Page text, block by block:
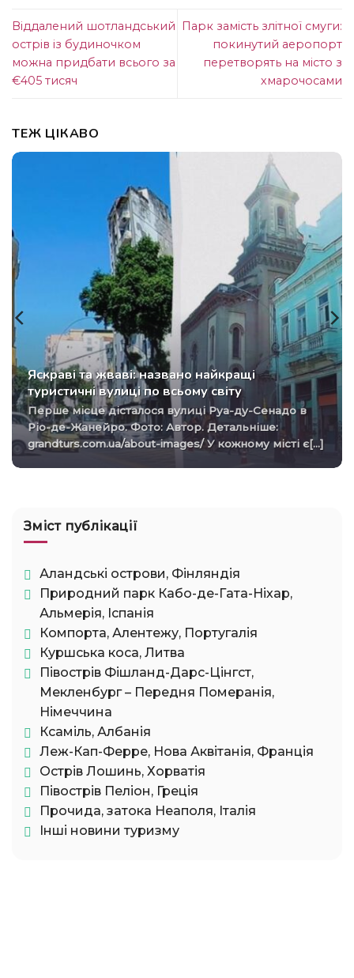
Віддалений шотландський
острів із будиночком
можна придбати всього за
€405 тисяч
Парк замість злітної смуги:
покинутий аеропорт
перетворять на місто з
хмарочосами
ТЕЖ ЦІКАВО
Яскраві та жваві: названо найкращі
туристичні вулиці по всьому світу
Перше місце дісталося вулиці Руа-ду-Сенадо в
Ріо-де-Жанейро. Фото: Автор. Детальніше:
grandturs.com.ua/about-images/ У кожному місті є[...]
Зміст публікації
Аландські острови, Фінляндія
Природний парк Кабо-де-Гата-Ніхар,
Альмерія, Іспанія
Компорта, Алентежу, Португалія
Куршська коса, Литва
Півострів Фішланд-Дарс-Цінгст,
Мекленбург – Передня Померанія,
Німеччина
Ксаміль, Албанія
Леж-Кап-Ферре, Нова Аквітанія, Франція
Острів Лошинь, Хорватія
Півострів Пеліон, Греція
Прочида, затока Неаполя, Італія
Інші новини туризму